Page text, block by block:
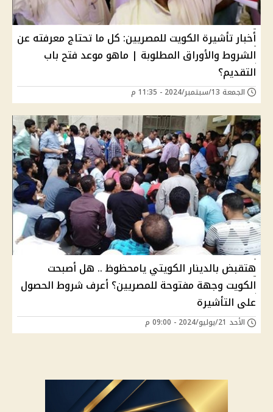
أخبار تأشيرة الكويت للمصريين: كل ما تحتاج معرفته عن
الشروط والأوراق المطلوبة | ماهو موعد فتح باب
التقديم؟
الجمعة 13/سبتمبر/2024 - 11:35 م
هتقبض بالدينار الكويتي يامحظوظ .. هل أصبحت
الكويت وجهة مفتوحة للمصريين؟ أعرف شروط الحصول
على التأشيرة
الأحد 21/يوليو/2024 - 09:00 م